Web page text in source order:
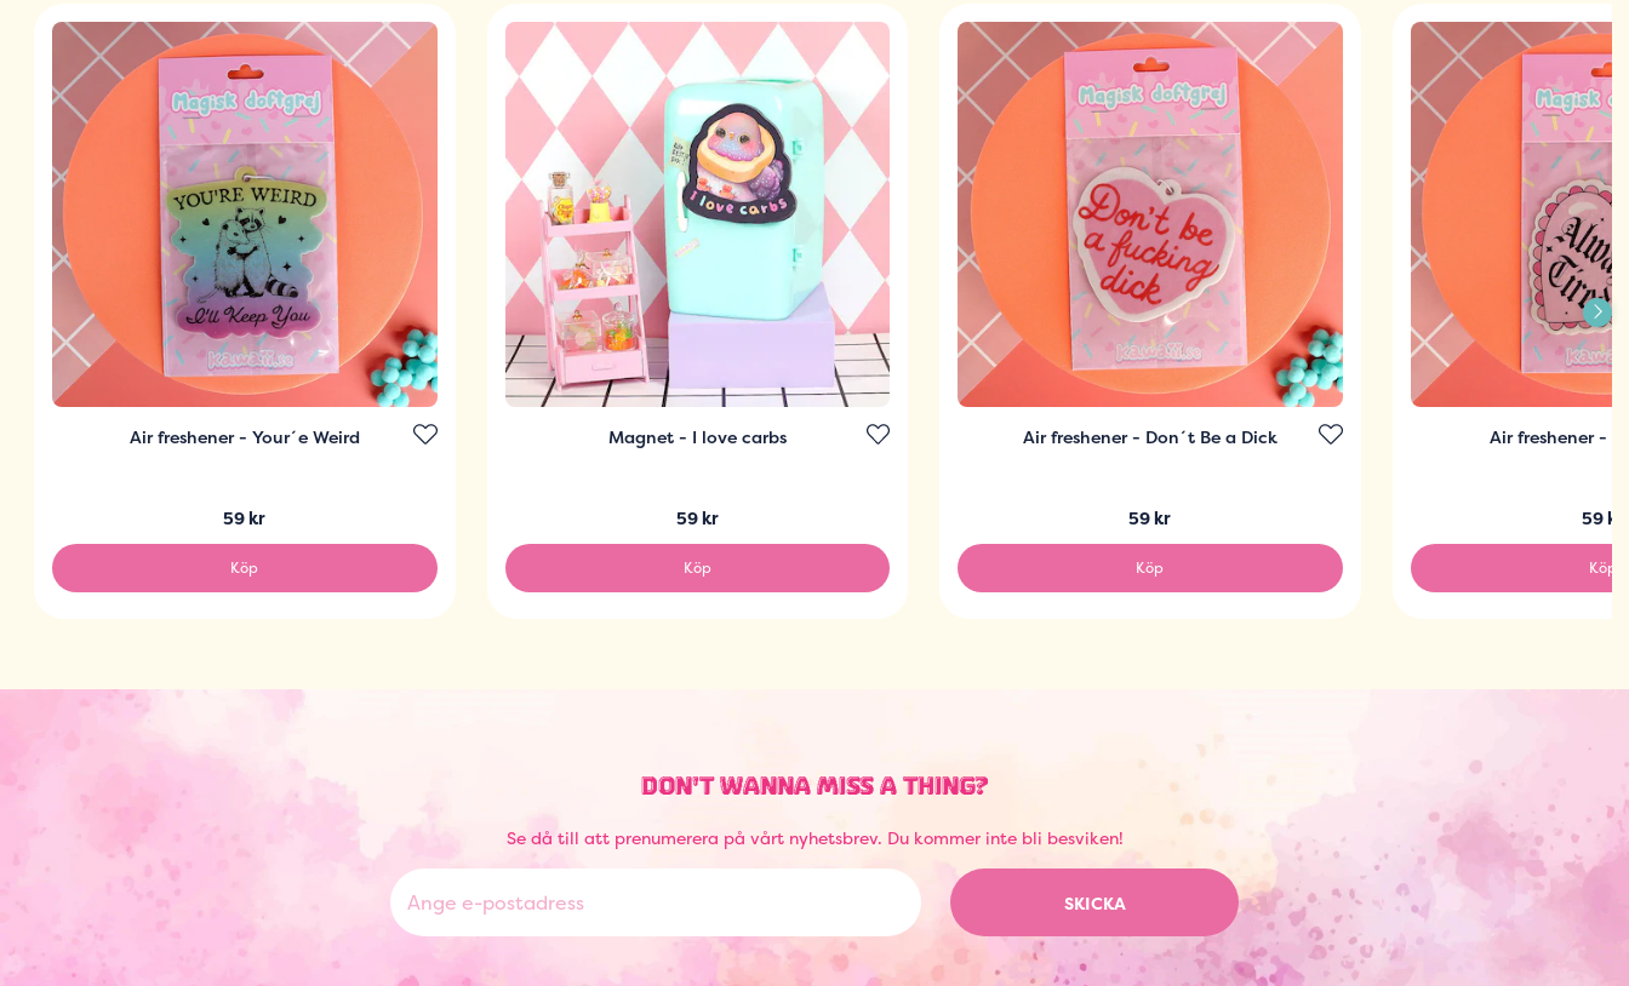
Air freshener - Your´e Weird
59 kr
Köp
Magnet - I love carbs
59 kr
Köp
Air freshener - Don´t Be a Dick
59 kr
Köp
Air freshener -
59 kr
Köp
DON'T WANNA MISS A THING?
Se då till att prenumerera på vårt nyhetsbrev. Du kommer inte bli besviken!
SKICKA